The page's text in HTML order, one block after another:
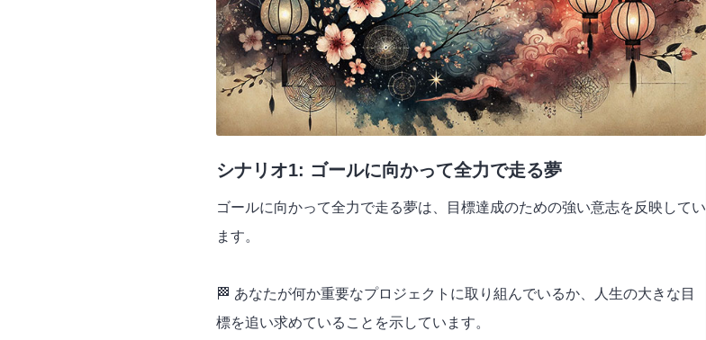
シナリオ1: ゴールに向かって全力で走る夢
ゴールに向かって全力で走る夢は、目標達成のための強い意志を反映してい
ます。
🏁 あなたが何か重要なプロジェクトに取り組んでいるか、人生の大きな目
標を追い求めていることを示しています。